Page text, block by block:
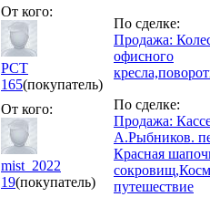
От кого:
РСТ
165(покупатель)
По сделке:
Продажа:
офисного
От кого:
mist_2022
19(покупатель)
По сделке:
Продажа:
А.Рыбников.
Красная
путешествие